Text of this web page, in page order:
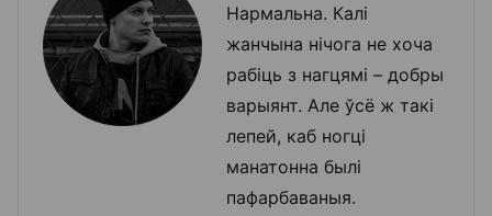
Нармальна. Калі
жанчына нічога не хоча
рабіць з нагцямі – добры
варыянт. Але ўсё ж такі
лепей, каб ногці
манатонна былі
пафарбаваныя.